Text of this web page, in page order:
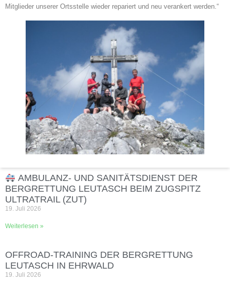
Mitglieder unserer Ortsstelle wieder repariert und neu verankert werden. “
AMBULANZ- UND SANITÄTSDIENST DER
BERGRETTUNG LEUTASCH BEIM ZUGSPITZ
ULTRATRAIL (ZUT)
19. Juli 2026
Weiterlesen »
OFFROAD‑TRAINING DER BERGRETTUNG
LEUTASCH IN EHRWALD
19. Juli 2026